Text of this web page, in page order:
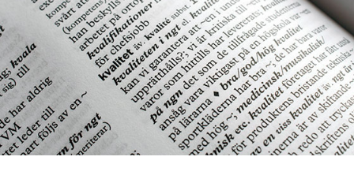
Bokrecensioner
Kviss
Podden
Anmäl till språkpolisen
Föreslå nyord
Annonsera